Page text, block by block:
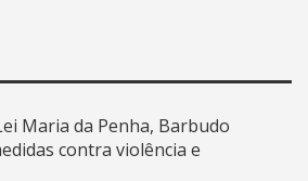
Maria da Penha, Barbudo
contra violência e